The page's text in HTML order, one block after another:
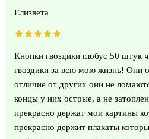
Елизвета
Кнопки гвоздики глобус 50 штук
гвоздики за всю мою жизнь! Они
отличие от других они не
концы у них острые, а не
прекрасно держат мои картины
прекрасно держит плакаты